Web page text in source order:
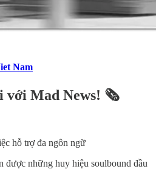
Nam
với Mad News! 🗞️
hỗ trợ đa ngôn ngữ
được những huy hiệu soulbound đầu